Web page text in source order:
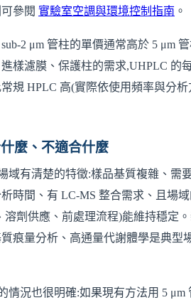
參閱 實驗室空調與環境控制指南 。
2 μm 管柱的單價通常高於 5 μm
樣濾膜、保護柱的需求,UHPLC 的
規 HPLC 高(實際依使用頻率與分析
麼、不適合什麼
域有清楚的特徵:樣品基質複雜、需
時間、有 LC-MS 整合需求、且場
溶劑供應、前處理流程)能維持穩定
痕量分析、高通量代謝體學是典型
情況也很明確:如果現有方法用 5 μm